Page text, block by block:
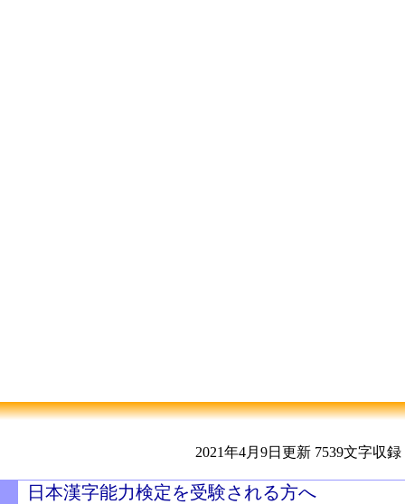
2021年4月9日更新 7539文字収録
日本漢字能力検定を受験される方へ